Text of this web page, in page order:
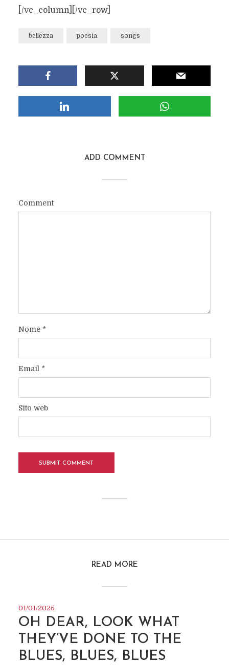
[/vc_column][/vc_row]
bellezza poesia songs
ADD COMMENT
Comment
Nome *
Email *
Sito web
READ MORE
01/01/2025
OH DEAR, LOOK WHAT
THEY’VE DONE TO THE
BLUES, BLUES, BLUES